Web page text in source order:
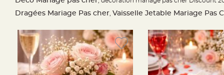
Deco
Strass
Déco
Plume
Dragées Mariage Pas cher Vaisselle Jetable Mariage Pas